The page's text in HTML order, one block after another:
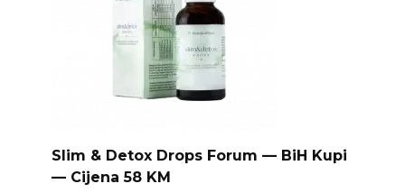
Slim & Detox Drops Forum — BiH Kupi
— Cijena 58 KM